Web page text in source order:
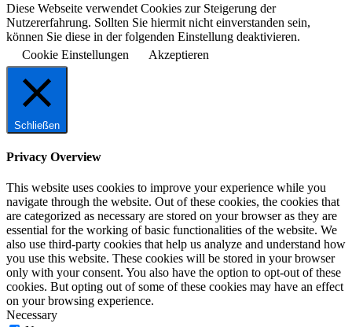
Diese Webseite verwendet Cookies zur Steigerung der
Nutzererfahrung. Sollten Sie hiermit nicht einverstanden sein,
können Sie diese in der folgenden Einstellung deaktivieren.
Cookie Einstellungen
Akzeptieren
Schließen
Privacy Overview
This website uses cookies to improve your experience while you
navigate through the website. Out of these cookies, the cookies that
are categorized as necessary are stored on your browser as they are
essential for the working of basic functionalities of the website. We
also use third-party cookies that help us analyze and understand how
you use this website. These cookies will be stored in your browser
only with your consent. You also have the option to opt-out of these
cookies. But opting out of some of these cookies may have an effect
on your browsing experience.
Necessary